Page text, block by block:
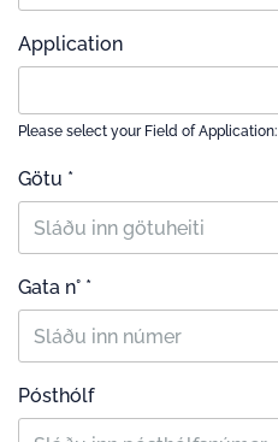
Application
Please select your Field of Application:
Götu *
Gata n° *
Pósthólf